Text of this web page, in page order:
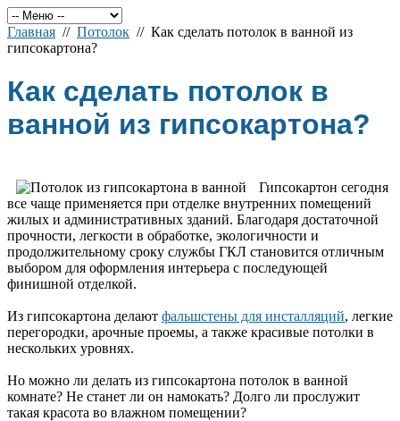
Главная // Потолок // Как сделать потолок в ванной из
гипсокартона?
Как сделать потолок в
ванной из гипсокартона?
Гипсокартон сегодня
все чаще применяется при отделке внутренних помещений
жилых и административных зданий. Благодаря достаточной
прочности, легкости в обработке, экологичности и
продолжительному сроку службы ГКЛ становится отличным
выбором для оформления интерьера с последующей
финишной отделкой.
Из гипсокартона делают фальшстены для инсталляций, легкие
перегородки, арочные проемы, а также красивые потолки в
нескольких уровнях.
Но можно ли делать из гипсокартона потолок в ванной
комнате? Не станет ли он намокать? Долго ли прослужит
такая красота во влажном помещении?